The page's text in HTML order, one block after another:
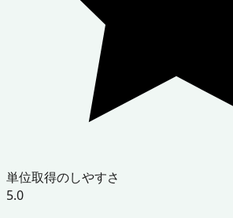
単位取得のしやすさ
5.0